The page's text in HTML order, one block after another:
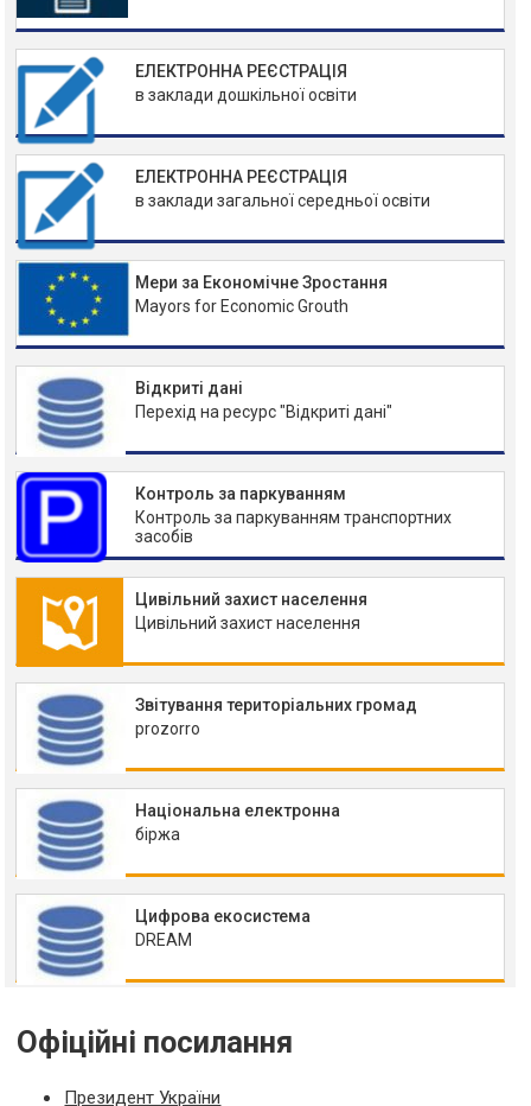
ЕЛЕКТРОННА РЕЄСТРАЦІЯ
в заклади дошкільної освіти
ЕЛЕКТРОННА РЕЄСТРАЦІЯ
в заклади загальної середньої освіти
Мери за Економічне Зростання
Mayors for Economic Grouth
Відкриті дані
Перехід на ресурс "Відкриті дані"
Контроль за паркуванням
Контроль за паркуванням транспортних
засобів
Цивільний захист населення
Цивільний захист населення
Звітування територіальних громад
prozorro
Національна електронна
біржа
Цифрова екосистема
DREAM
Офіційні посилання
Президент України